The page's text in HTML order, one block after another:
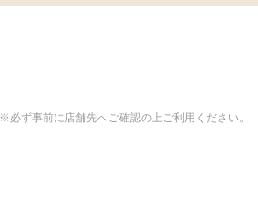
※必ず事前に店舗先へご確認の上ご利用ください。